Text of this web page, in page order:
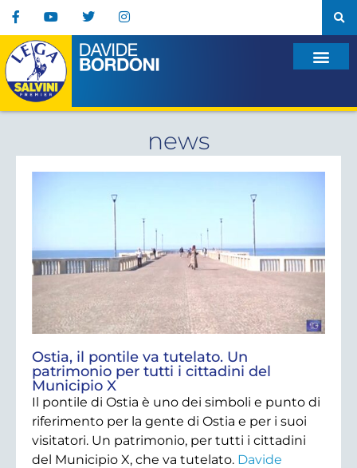
news
Ostia, il pontile va tutelato. Un
patrimonio per tutti i cittadini del
Municipio X
Il pontile di Ostia è uno dei simboli e punto di
riferimento per la gente di Ostia e per i suoi
visitatori. Un patrimonio, per tutti i cittadini
del Municipio X, che va tutelato. Davide